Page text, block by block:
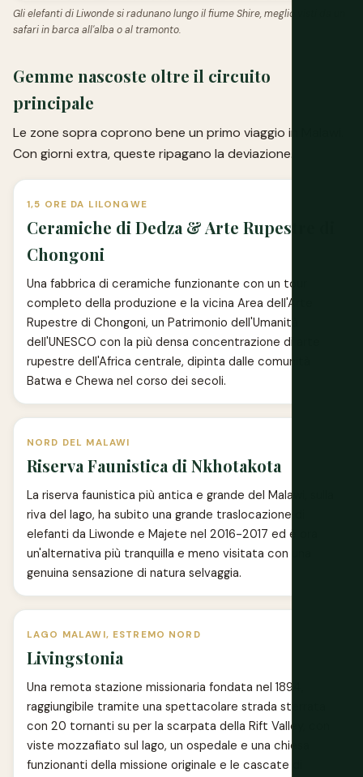
Gli elefanti di Liwonde si radunano lungo il fiume Shire, meglio visti da un
safari in barca all'alba o al tramonto.
Gemme nascoste oltre il circuito
principale
Le zone sopra coprono bene un primo viaggio in Malawi.
Con giorni extra, queste ripagano la deviazione.
1,5 ORE DA LILONGWE
Ceramiche di Dedza & Arte Rupestre di
Chongoni
Una fabbrica di ceramiche funzionante con un tour
completo della produzione e la vicina Area dell'Arte
Rupestre di Chongoni, un Patrimonio dell'Umanità
dell'UNESCO con la più densa concentrazione di arte
rupestre dell'Africa centrale, dipinta dalle comunità
Batwa e Chewa nel corso dei secoli.
NORD DEL MALAWI
Riserva Faunistica di Nkhotakota
La riserva faunistica più antica e grande del Malawi, sulla
riva del lago, ha subito una grande traslocazione di
elefanti da Liwonde e Majete nel 2016-2017 ed è ora
un'alternativa più tranquilla e meno visitata con una
genuina sensazione di natura selvaggia.
LAGO MALAWI, ESTREMO NORD
Livingstonia
Una remota stazione missionaria fondata nel 1894,
raggiungibile tramite una spettacolare strada sterrata
con 20 tornanti su per la scarpata della Rift Valley, con
viste mozzafiato sul lago, un ospedale e una chiesa
funzionanti della missione originale e le cascate di